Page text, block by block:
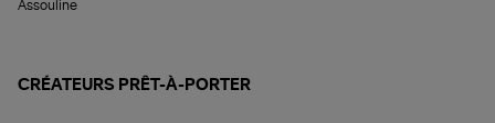
Assouline
CRÉATEURS PRÊT-À-PORTER